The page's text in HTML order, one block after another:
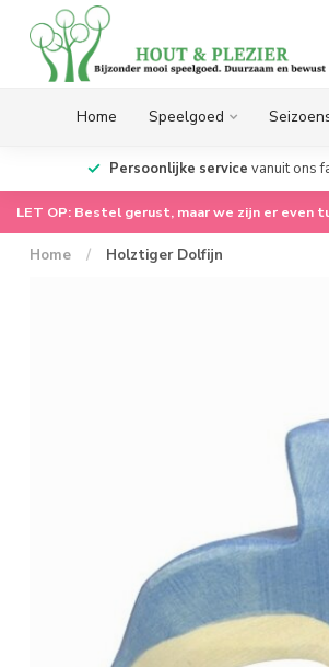
Home Speelgoed
Persoonlijke service vanuit ons
LET OP: Bestel gerust, maar we zijn er even
Home / Holztiger Dolfijn